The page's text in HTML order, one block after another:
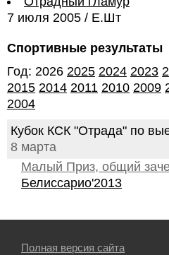
7 июля 2005 / Е.Шт
Спортивные результаты
Год: 2026 2025 2024 2023
2015 2014 2011 2010 2009
2004
Кубок КСК "Отрада" по
8 марта
Малый Приз, общий
Белиссарио'2013
Полная версия сайта